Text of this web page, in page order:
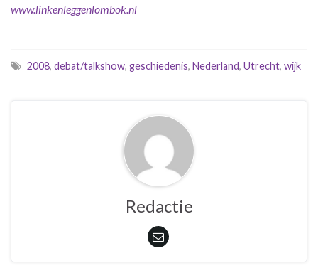
www.linkenleggenlombok.nl
2008, debat/talkshow, geschiedenis, Nederland, Utrecht, wijk
Redactie